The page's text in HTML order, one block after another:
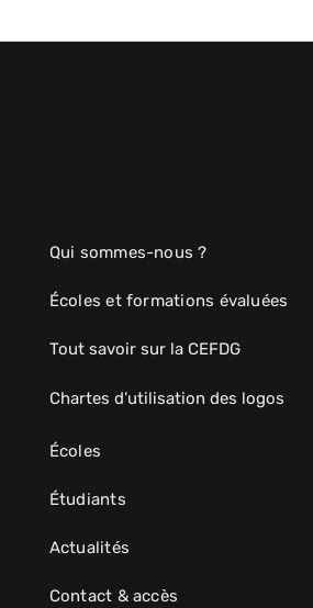
Qui sommes-nous ?
Écoles et formations évaluées
Tout savoir sur la CEFDG
Chartes d’utilisation des logos
Écoles
Étudiants
Actualités
Contact & accès